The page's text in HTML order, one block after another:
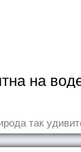
на
так